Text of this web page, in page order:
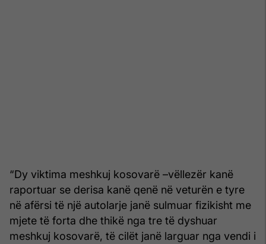
“Dy viktima meshkuj kosovarë –vëllezër kanë
raportuar se derisa kanë qenë në veturën e tyre
në afërsi të një autolarje janë sulmuar fizikisht me
mjete të forta dhe thikë nga tre të dyshuar
meshkuj kosovarë, të cilët janë larguar nga vendi i